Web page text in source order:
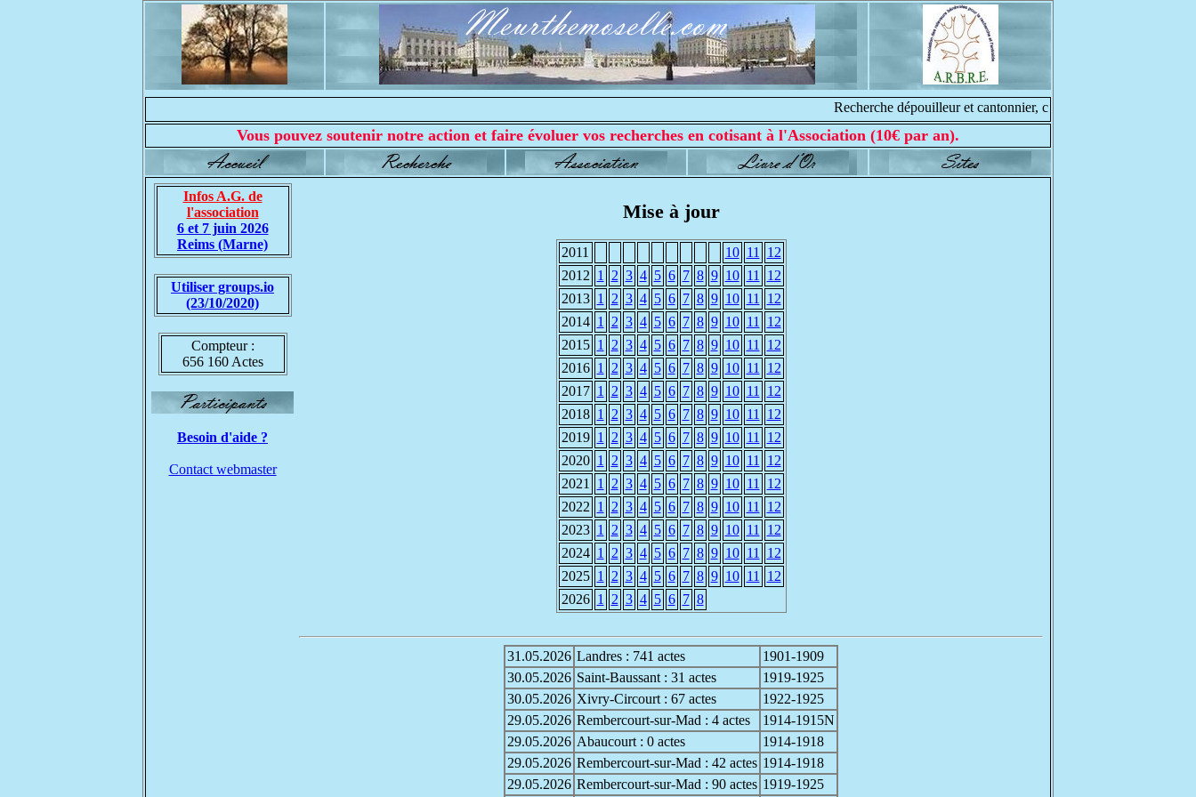
Recherche dépouilleur et cantonnier, contacter nous :
Vous pouvez soutenir notre action et faire évoluer vos recherches en cotisant à l'Association (10€ par an).
Infos A.G. de
l'association
6 et 7 juin 2026
Reims (Marne)
Utiliser groups.io
(23/10/2020)
Compteur :
656 160 Actes
Besoin d'aide ?
Contact webmaster
Mise à jour
2011 10 11
12
2012 1 2 3 4 5 6 7 8 9 10 11
12
2013 1 2 3 4 5 6 7 8 9 10 11
12
2014 1 2 3 4 5 6 7 8 9 10 11
12
2015 1 2 3 4 5 6 7 8 9 10 11
12
2016 1 2 3 4 5 6 7 8 9 10 11
12
2017 1 2 3 4 5 6 7 8 9 10 11
12
2018 1 2 3 4 5 6 7 8 9 10 11
12
2019 1 2 3 4 5 6 7 8 9 10 11
12
2020 1 2 3 4 5 6 7 8 9 10 11
12
2021
1 2 3 4 5 6 7 8 9 10 11
12
2022 1 2 3 4 5 6 7 8 9 10 11
12
2023 1 2 3 4 5 6 7 8 9 10 11
12
2024 1 2 3 4 5 6 7 8 9 10 11
12
2025 1 2 3 4 5 6 7 8 9 10 11
12
2026 1 2 3 4 5 6 7 8
31.05.2026 Landres : 741 actes
1901-1909
30.05.2026 Saint-Baussant : 31 actes
1919-1925
30.05.2026 Xivry-Circourt : 67 actes
1922-1925
29.05.2026 Rembercourt-sur-Mad : 4 actes
1914-1915N
29.05.2026 Abaucourt : 0 actes
1914-1918
29.05.2026 Rembercourt-sur-Mad : 42 actes 1914-1918
29.05.2026 Rembercourt-sur-Mad : 90 actes 1919-1925